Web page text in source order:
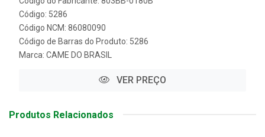
Código: 5286
Código NCM: 86080090
Código de Barras do Produto: 5286
Marca: CAME DO BRASIL
VER PREÇO
Produtos Relacionados